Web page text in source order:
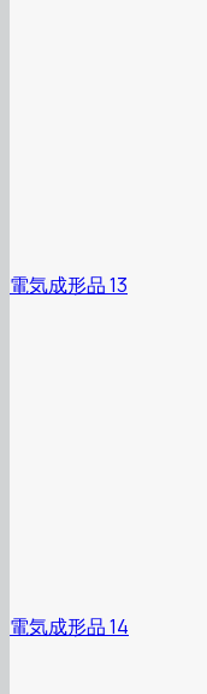
電気成形品 13
電気成形品 14